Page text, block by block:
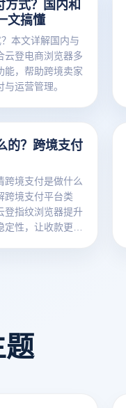
文搞懂
本文详解国内与
云登电商浏览器多
能，帮助跨境卖家
运营管理。
的？跨境支付
跨境支付是做什么
跨境支付平台类
登指纹浏览器提升
定性，让收款更安